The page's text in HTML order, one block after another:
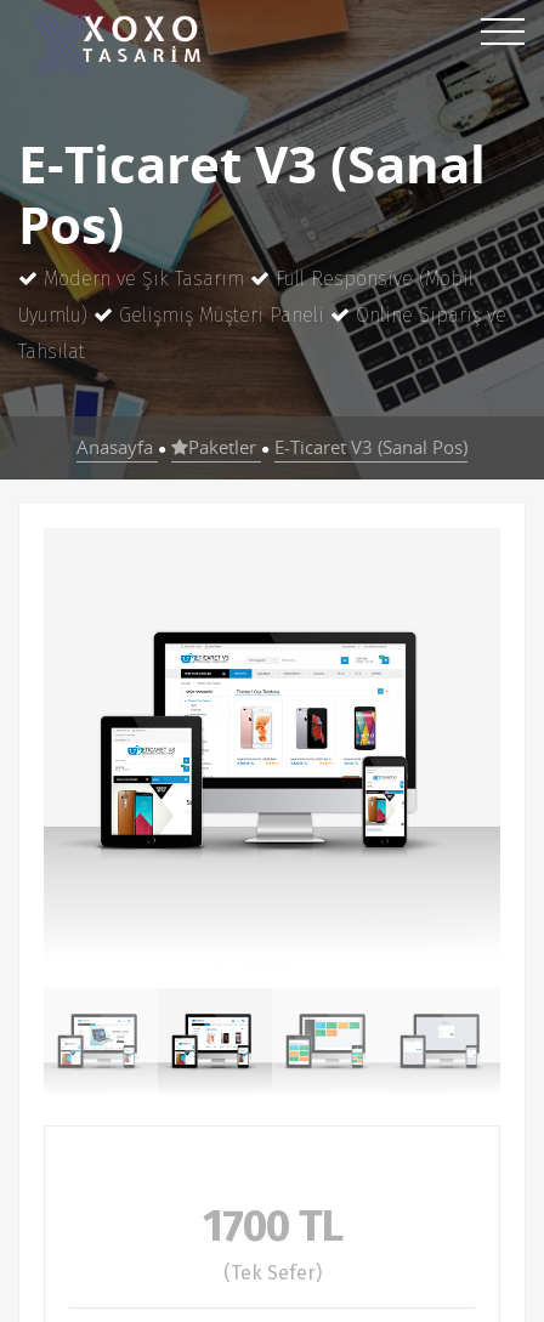
E-Ticaret V3 (Sanal
Pos)
Modern ve Şık Tasarım
Full Responsive (Mobil
Uyumlu)
Gelişmiş Müşteri Paneli
Online Sipariş ve
Tahsilat
Anasayfa ● Paketler ● E-Ticaret V3 (Sanal Pos)
1700 TL
(Tek Sefer)